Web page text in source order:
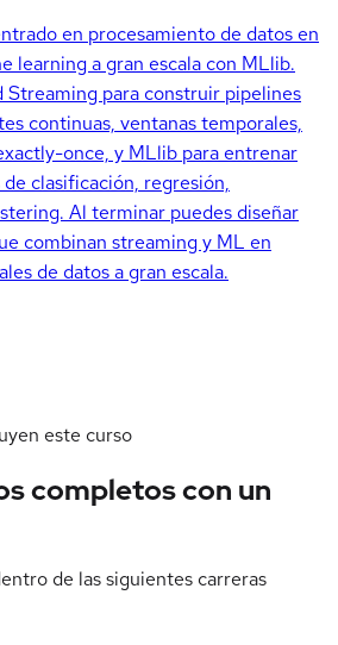
en procesamiento de datos en
learning a gran escala con MLlib.
para construir pipelines
continuas, ventanas temporales,
once, y MLlib para entrenar
clasificación, regresión,
Al terminar puedes diseñar
combinan streaming y ML en
de datos a gran escala.
este curso
completos con un
de las siguientes carreras